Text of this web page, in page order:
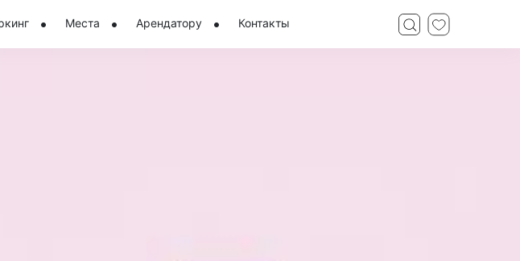
Места Арендатору Контакты